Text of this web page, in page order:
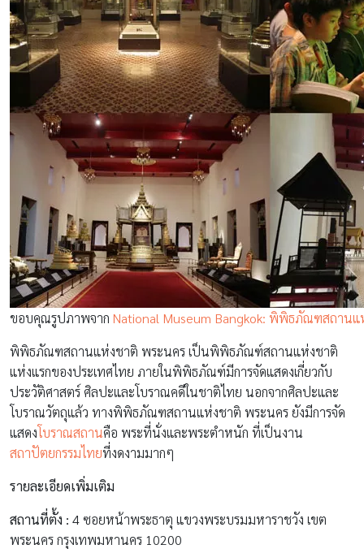
ขอบคุณรูปภาพจาก National Museum Bangkok: พิพิธภัณฑสถาน
พิพิธภัณฑสถานแห่งชาติ พระนคร เป็นพิพิธภัณฑ์สถานแห่งชาติ
แห่งแรกของประเทศไทย ภายในพิพิธภัณฑ์มีการจัดแสดงเกี่ยวกับ
ประวัติศาสตร์ ศิลปะและโบราณคดีในชาติไทย นอกจากศิลปะและ
โบราณวัตถุแล้ว ทางพิพิธภัณฑสถานแห่งชาติ พระนคร ยังมีการจัด
แสดงโบราณสถานคือ พระที่นั่งและพระตำหนัก ที่เป็นงาน
สถาปัตยกรรมไทยที่งดงามมากๆ
รายละเอียดเพิ่มเติม
สถานที่ตั้ง : 4 ซอยหน้าพระธาตุ แขวงพระบรมมหาราชวัง เขต
พระนคร กรุงเทพมหานคร 10200